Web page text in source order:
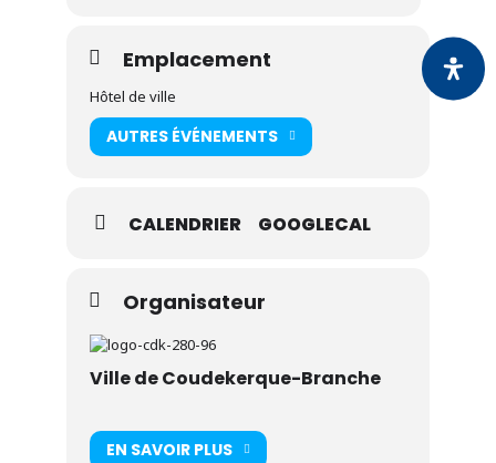
Emplacement
Hôtel de ville
AUTRES ÉVÉNEMENTS
CALENDRIER GOOGLECAL
Organisateur
Ville de Coudekerque-Branche
EN SAVOIR PLUS